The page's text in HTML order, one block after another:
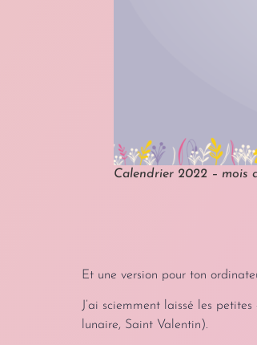
Calendrier 2022 – mois
Et une version pour ton
J’ai sciemment laissé les
lunaire, Saint Valentin).